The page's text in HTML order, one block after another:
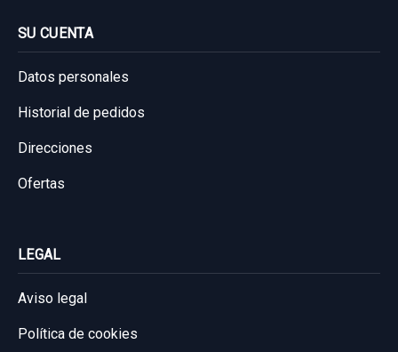
SU CUENTA
Datos personales
Historial de pedidos
Direcciones
Ofertas
LEGAL
Aviso legal
Política de cookies